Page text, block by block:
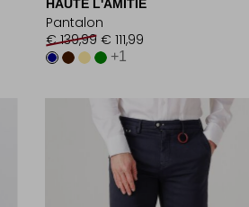
HAUTE L'AMITIÉ
Pantalon
€ 139,99 € 111,99
+1